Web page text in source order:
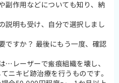
副作用などについても知り、納
説明も受け、自分で選択しまし
ですか？ 最後にもう一度、確認
…レーザーで瘢痕組織を壊し、
ニキビ跡治療を行うものです。